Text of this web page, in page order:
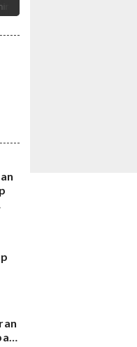
Jiwa 10 Ribu Dokter Internsip